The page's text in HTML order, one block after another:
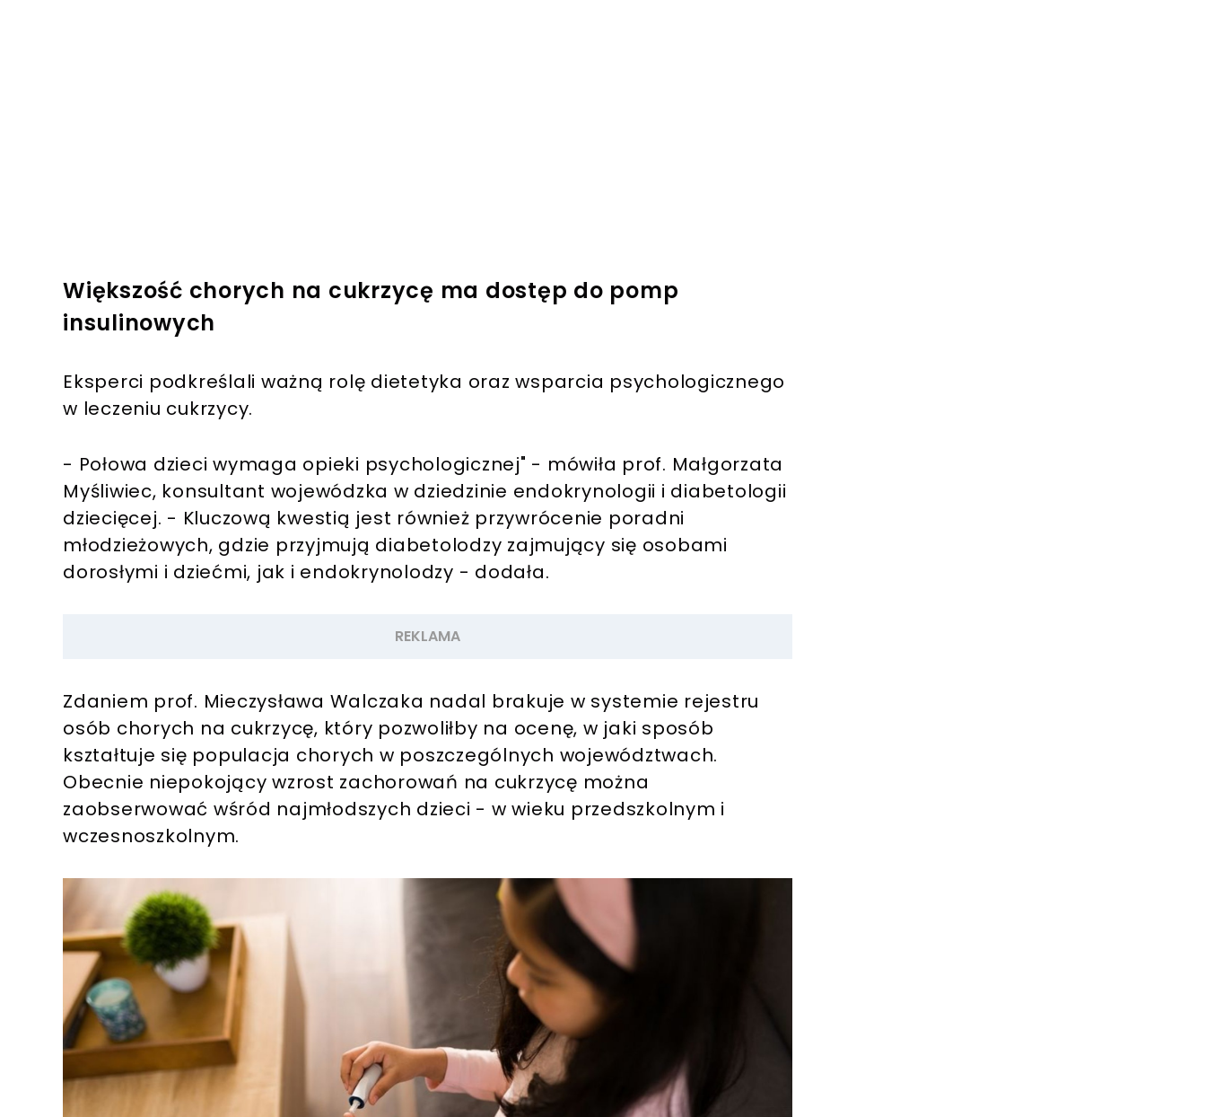
Większość chorych na cukrzycę ma dostęp do pomp
insulinowych
Eksperci podkreślali ważną rolę dietetyka oraz wsparcia psychologicznego
w leczeniu cukrzycy.
- Połowa dzieci wymaga opieki psychologicznej" - mówiła prof. Małgorzata
Myśliwiec, konsultant wojewódzka w dziedzinie endokrynologii i diabetologii
dziecięcej. - Kluczową kwestią jest również przywrócenie poradni
młodzieżowych, gdzie przyjmują diabetolodzy zajmujący się osobami
dorosłymi i dziećmi, jak i endokrynolodzy - dodała.
Zdaniem prof. Mieczysława Walczaka nadal brakuje w systemie rejestru
osób chorych na cukrzycę, który pozwoliłby na ocenę, w jaki sposób
kształtuje się populacja chorych w poszczególnych województwach.
Obecnie niepokojący wzrost zachorowań na cukrzycę można
zaobserwować wśród najmłodszych dzieci - w wieku przedszkolnym i
wczesnoszkolnym.